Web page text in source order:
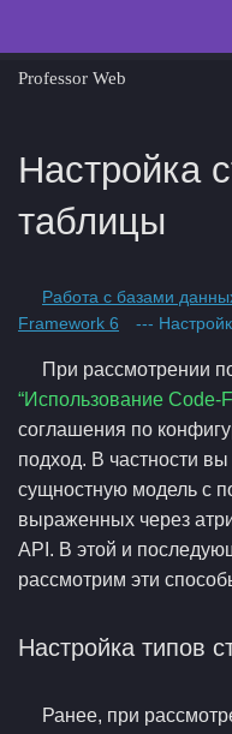
Professor Web
Настройка
таблицы
Работа с базами
Framework 6
---
При рассмотрении
“Использование Code-
соглашения по
подход. В частности
сущностную модель с
выраженных через
API. В этой и
рассмотрим эти
Настройка типов
Ранее, при